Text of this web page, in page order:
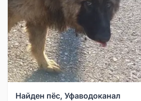
Найден пёс, Уфаводоканал